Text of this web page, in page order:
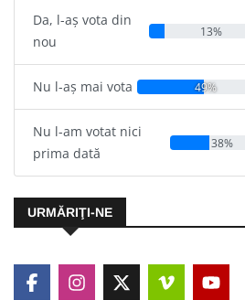
Da, l-aș vota din
nou
13%
Nu l-aș mai vota 49%
Nu l-am votat nici
prima dată
38%
URMĂRIŢI-NE